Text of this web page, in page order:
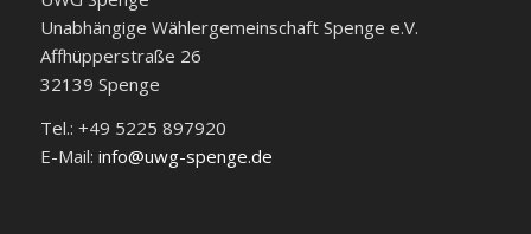
Unabhängige Wählergemeinschaft Spenge e.V.
Affhüpperstraße 26
32139 Spenge
Tel.: +49 5225 897920
E-Mail: info@uwg-spenge.de